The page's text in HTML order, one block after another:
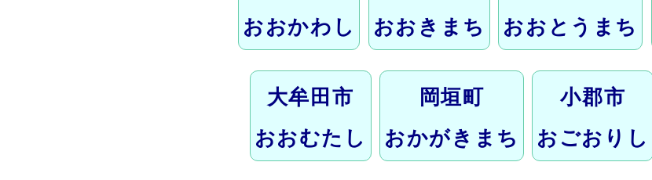
おおかわし
おおきまち
おおとうまち
大牟田市
おおむたし
岡垣町
おかがきまち
小郡市
おごおりし